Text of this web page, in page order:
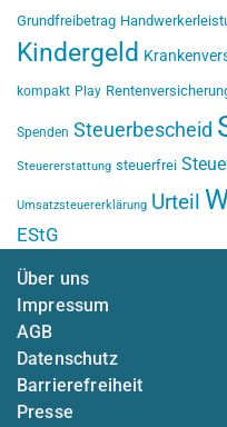
Grundfreibetrag
Kindergeld
kompakt Play
Spenden Steuerbescheid
Steuererstattung steuerfrei
Umsatzsteuererklärung Urteil
EStG
Über uns
Impressum
AGB
Datenschutz
Barrierefreiheit
Presse